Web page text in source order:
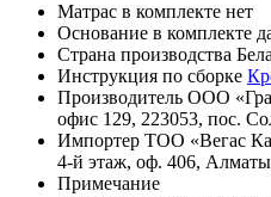
Матрас в комплекте нет
Основание в комплекте
Страна производства
Инструкция по сборке
Производитель ООО
офис 129, 223053, пос.
Импортер ТОО «Вегас
4-й этаж, оф. 406,
Примечание